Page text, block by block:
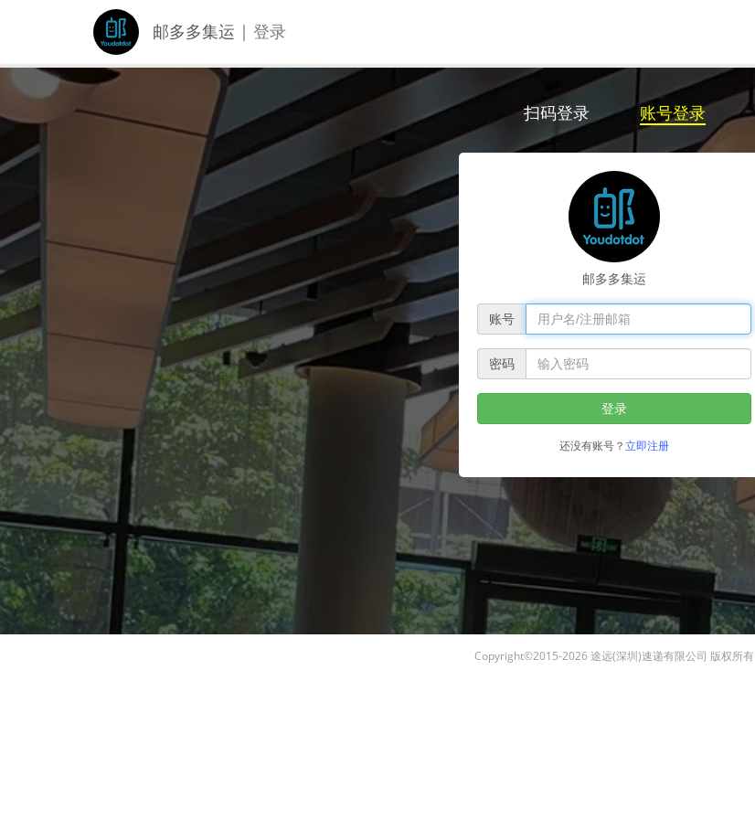
邮多多集运 | 登录
扫码登录 账号登录
邮多多集运
账号
密码
还没有账号？立即注册
Copyright©2015-2026 途远(深圳)速递有限公司 版权所有